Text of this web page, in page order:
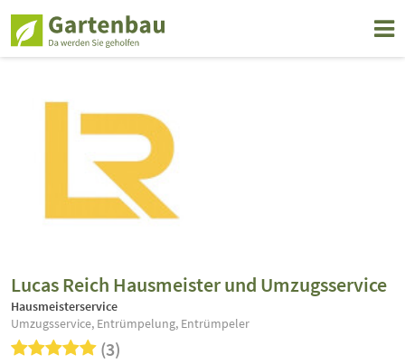
Lucas Reich Hausmeister und Umzugsservice
Hausmeisterservice
Umzugsservice, Entrümpelung, Entrümpeler
(3)